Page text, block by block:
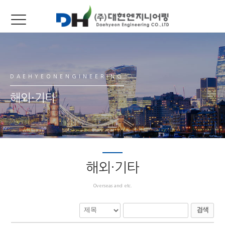
DAEHYEONENGINEERING
해외·기타
해외·기타
Overseas and etc.
검색